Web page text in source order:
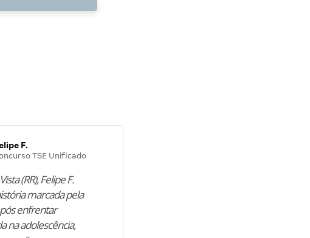
F.
TSE Unificado
(RR), Felipe F.
marcada pela
enfrentar
na adolescência,